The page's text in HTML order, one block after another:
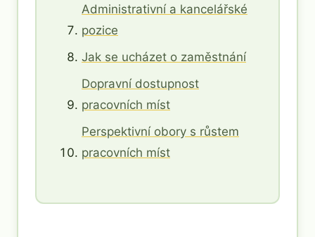
Administrativní a kancelářské
pozice
Jak se ucházet o zaměstnání
Dopravní dostupnost
pracovních míst
Perspektivní obory s růstem
pracovních míst